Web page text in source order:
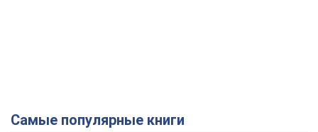
Самые популярные книги